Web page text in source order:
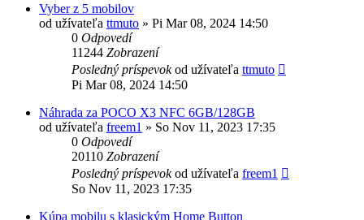
Vyber z 5 mobilov
od užívateľa ttmuto » Pi Mar 08, 2024 14:50
0 Odpovedí
11244 Zobrazení
Posledný príspevokod užívateľa ttmuto
Pi Mar 08, 2024 14:50
Náhrada za POCO X3 NFC 6GB/128GB
od užívateľa freem1 » So Nov 11, 2023 17:35
0 Odpovedí
20110 Zobrazení
Posledný príspevokod užívateľa freem1
So Nov 11, 2023 17:35
Kúpa mobilu s klasickým Home Button